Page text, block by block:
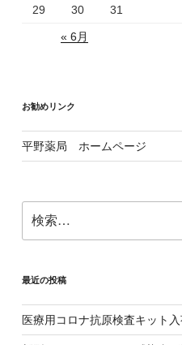
29 30 31
« 6月
お勧めリンク
平野薬局 ホームページ
索:
最近の投稿
医療用コロナ抗原検査キット